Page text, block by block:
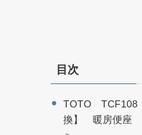
目次
TOTO TCF108
換】 暖房便座 ｳ